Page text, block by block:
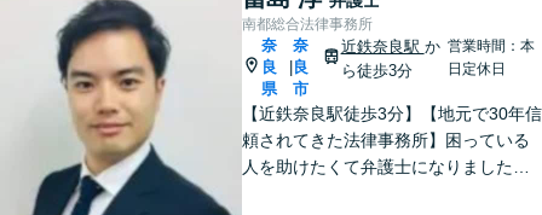
南都総合法律事務所
奈
良
県
奈
良
市
近鉄奈良駅 か
ら徒歩3分
営業時間：本
日定休日
【近鉄奈良駅徒歩3分】【地元で30年信
頼されてきた法律事務所】困っている
人を助けたくて弁護士になりました。